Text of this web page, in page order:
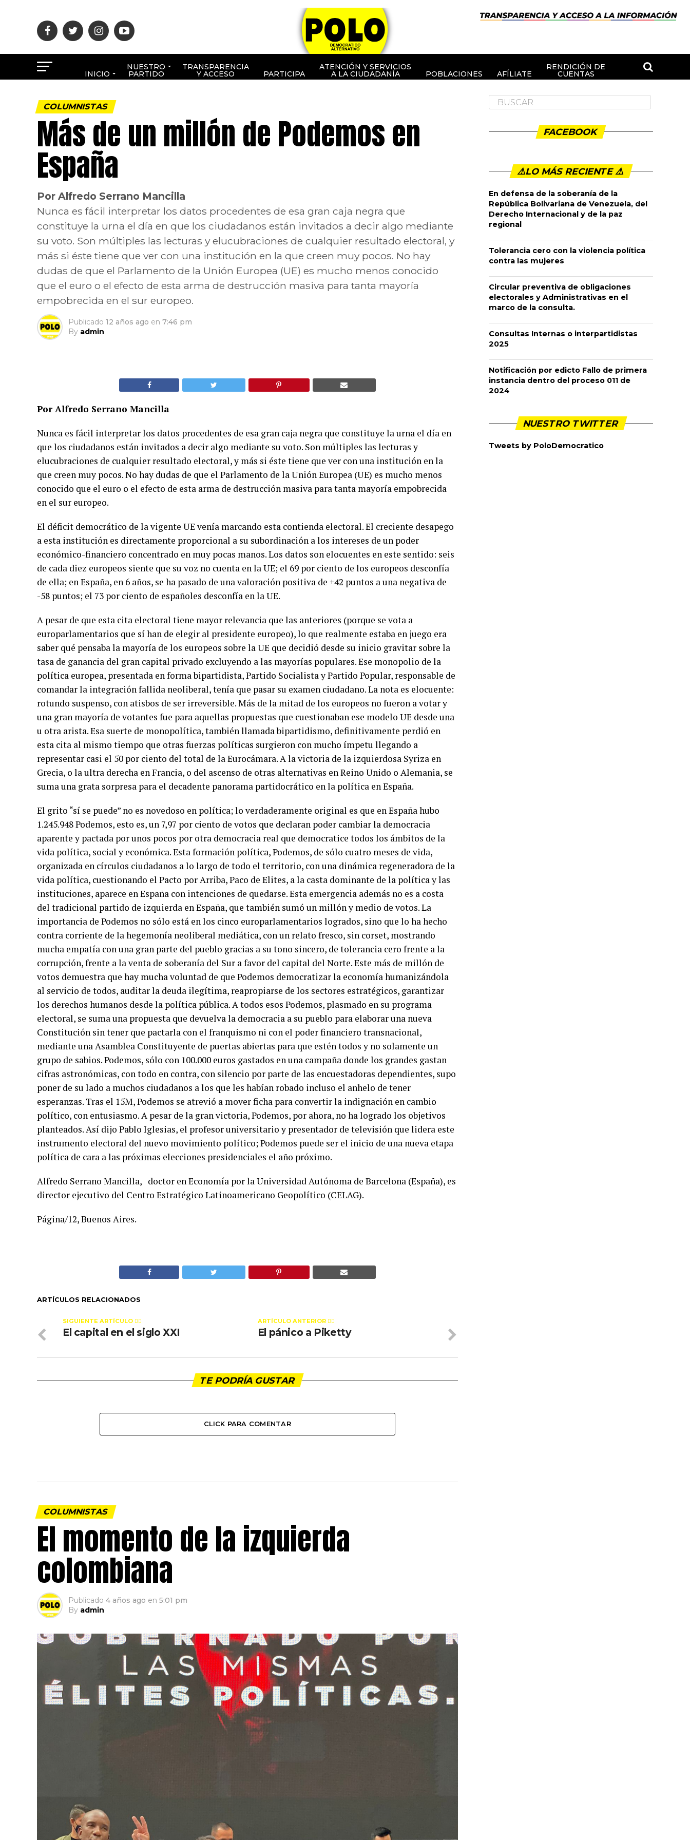
INICIO
NUESTRO
PARTIDO
TRANSPARENCIA
Y ACCESO PARTICIPA
ATENCIÓN Y SERVICIOS
A LA CIUDADANÍA POBLACIONES AFÍLIATE
RENDICIÓN DE
CUENTAS
COLUMNISTAS
Más de un millón de Podemos en
España
Por Alfredo Serrano Mancilla
Nunca es fácil interpretar los datos procedentes de esa gran caja negra que
constituye la urna el día en que los ciudadanos están invitados a decir algo mediante
su voto. Son múltiples las lecturas y elucubraciones de cualquier resultado electoral, y
más si éste tiene que ver con una institución en la que creen muy pocos. No hay
dudas de que el Parlamento de la Unión Europea (UE) es mucho menos conocido
que el euro o el efecto de esta arma de destrucción masiva para tanta mayoría
empobrecida en el sur europeo.
Publicado 12 años ago en 7:46 pm
By admin
Por Alfredo Serrano Mancilla
Nunca es fácil interpretar los datos procedentes de esa gran caja negra que constituye la urna el día en
que los ciudadanos están invitados a decir algo mediante su voto. Son múltiples las lecturas y
elucubraciones de cualquier resultado electoral, y más si éste tiene que ver con una institución en la
que creen muy pocos. No hay dudas de que el Parlamento de la Unión Europea (UE) es mucho menos
conocido que el euro o el efecto de esta arma de destrucción masiva para tanta mayoría empobrecida
en el sur europeo.
El déficit democrático de la vigente UE venía marcando esta contienda electoral. El creciente desapego
a esta institución es directamente proporcional a su subordinación a los intereses de un poder
económico-financiero concentrado en muy pocas manos. Los datos son elocuentes en este sentido: seis
de cada diez europeos siente que su voz no cuenta en la UE; el 69 por ciento de los europeos desconfía
de ella; en España, en 6 años, se ha pasado de una valoración positiva de +42 puntos a una negativa de
-58 puntos; el 73 por ciento de españoles desconfía en la UE.
A pesar de que esta cita electoral tiene mayor relevancia que las anteriores (porque se vota a
europarlamentarios que sí han de elegir al presidente europeo), lo que realmente estaba en juego era
saber qué pensaba la mayoría de los europeos sobre la UE que decidió desde su inicio gravitar sobre la
tasa de ganancia del gran capital privado excluyendo a las mayorías populares. Ese monopolio de la
política europea, presentada en forma bipartidista, Partido Socialista y Partido Popular, responsable de
comandar la integración fallida neoliberal, tenía que pasar su examen ciudadano. La nota es elocuente:
rotundo suspenso, con atisbos de ser irreversible. Más de la mitad de los europeos no fueron a votar y
una gran mayoría de votantes fue para aquellas propuestas que cuestionaban ese modelo UE desde una
u otra arista. Esa suerte de monopolítica, también llamada bipartidismo, definitivamente perdió en
esta cita al mismo tiempo que otras fuerzas políticas surgieron con mucho ímpetu llegando a
representar casi el 50 por ciento del total de la Eurocámara. A la victoria de la izquierdosa Syriza en
Grecia, o la ultra derecha en Francia, o del ascenso de otras alternativas en Reino Unido o Alemania, se
suma una grata sorpresa para el decadente panorama partidocrático en la política en España.
El grito “sí se puede” no es novedoso en política; lo verdaderamente original es que en España hubo
1.245.948 Podemos, esto es, un 7,97 por ciento de votos que declaran poder cambiar la democracia
aparente y pactada por unos pocos por otra democracia real que democratice todos los ámbitos de la
vida política, social y económica. Esta formación política, Podemos, de sólo cuatro meses de vida,
organizada en círculos ciudadanos a lo largo de todo el territorio, con una dinámica regeneradora de la
vida política, cuestionando el Pacto por Arriba, Paco de Elites, a la casta dominante de la política y las
instituciones, aparece en España con intenciones de quedarse. Esta emergencia además no es a costa
del tradicional partido de izquierda en España, que también sumó un millón y medio de votos. La
importancia de Podemos no sólo está en los cinco europarlamentarios logrados, sino que lo ha hecho
contra corriente de la hegemonía neoliberal mediática, con un relato fresco, sin corset, mostrando
mucha empatía con una gran parte del pueblo gracias a su tono sincero, de tolerancia cero frente a la
corrupción, frente a la venta de soberanía del Sur a favor del capital del Norte. Este más de millón de
votos demuestra que hay mucha voluntad de que Podemos democratizar la economía humanizándola
al servicio de todos, auditar la deuda ilegítima, reapropiarse de los sectores estratégicos, garantizar
los derechos humanos desde la política pública. A todos esos Podemos, plasmado en su programa
electoral, se suma una propuesta que devuelva la democracia a su pueblo para elaborar una nueva
Constitución sin tener que pactarla con el franquismo ni con el poder financiero transnacional,
mediante una Asamblea Constituyente de puertas abiertas para que estén todos y no solamente un
grupo de sabios. Podemos, sólo con 100.000 euros gastados en una campaña donde los grandes gastan
cifras astronómicas, con todo en contra, con silencio por parte de las encuestadoras dependientes, supo
poner de su lado a muchos ciudadanos a los que les habían robado incluso el anhelo de tener
esperanzas. Tras el 15M, Podemos se atrevió a mover ficha para convertir la indignación en cambio
político, con entusiasmo. A pesar de la gran victoria, Podemos, por ahora, no ha logrado los objetivos
planteados. Así dijo Pablo Iglesias, el profesor universitario y presentador de televisión que lidera este
instrumento electoral del nuevo movimiento político; Podemos puede ser el inicio de una nueva etapa
política de cara a las próximas elecciones presidenciales el año próximo.
Alfredo Serrano Mancilla, doctor en Economía por la Universidad Autónoma de Barcelona (España), es
director ejecutivo del Centro Estratégico Latinoamericano Geopolítico (CELAG).
Página/12, Buenos Aires.
ARTÍCULOS RELACIONADOS
ARTÍCULO ANTERIOR 👉🏻
El pánico a Piketty
SIGUIENTE ARTÍCULO 👈🏻
El capital en el siglo XXI
TE PODRÍA GUSTAR
CLICK PARA COMENTAR
COLUMNISTAS
El momento de la izquierda
colombiana
Publicado 4 años ago en 5:01 pm
By admin
FACEBOOK
⚠️LO MÁS RECIENTE ⚠️️
En defensa de la soberanía de la
República Bolivariana de Venezuela, del
Derecho Internacional y de la paz
regional
Tolerancia cero con la violencia política
contra las mujeres
Circular preventiva de obligaciones
electorales y Administrativas en el
marco de la consulta.
Consultas Internas o interpartidistas
2025
Notificación por edicto Fallo de primera
instancia dentro del proceso 011 de
2024
NUESTRO TWITTER
Tweets by PoloDemocratico